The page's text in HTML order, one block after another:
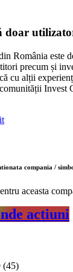
doar
România este
precum și
cu alții
Invest
compania /
aceasta
actiuni
(45)